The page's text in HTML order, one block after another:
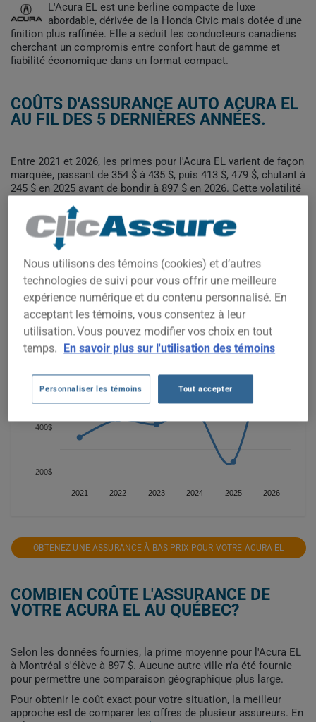
L'Acura EL est une berline compacte de luxe
abordable, dérivée de la Honda Civic mais dotée d'une
finition plus raffinée. Elle a séduit les conducteurs canadiens
cherchant un compromis entre confort haut de gamme et
fiabilité économique dans un format compact.
COÛTS D'ASSURANCE AUTO ACURA EL
AU FIL DES 5 DERNIÈRES ANNÉES.
Entre 2021 et 2026, les primes pour l'Acura EL varient de façon
marquée, passant de 354 $ à 435 $, puis 413 $, 479 $, chutant à
245 $ en 2025 avant de bondir à 897 $ en 2026. Cette volatilité
période.
Pour trouver la meilleur assurance pour votre véhicule ACURA
EL, il est plus important que jamais de comparer les options
disponibles.
2021 2022 2023 2024 2025 2026
200$
400$
800$
OBTENEZ UNE ASSURANCE À BAS PRIX POUR VOTRE ACURA EL
COMBIEN COÛTE L'ASSURANCE DE
VOTRE ACURA EL AU QUÉBEC?
Selon les données fournies, la prime moyenne pour l'Acura EL
à Montréal s'élève à 897 $. Aucune autre ville n'a été fournie
pour permettre une comparaison géographique plus large.
Pour obtenir le coût exact pour votre situation, la meilleur
approche est de comparer les offres de plusieur assureurs. En
Nous utilisons des témoins (cookies) et d’autres
technologies de suivi pour vous offrir une meilleure
expérience numérique et du contenu personnalisé. En
acceptant les témoins, vous consentez à leur
utilisation. Vous pouvez modifier vos choix en tout
temps. En savoir plus sur l'utilisation des témoins
Personnaliser les témoins Tout accepter